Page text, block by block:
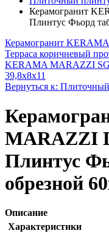
Керамогранит
Плинтус Фьорд
Керамогранит
Терраса коричневый
KERAMA MARAZZI
39,8х8х11
Вернуться к:
MARAZZI
Плинтус
обрезной
Описание
Характеристики